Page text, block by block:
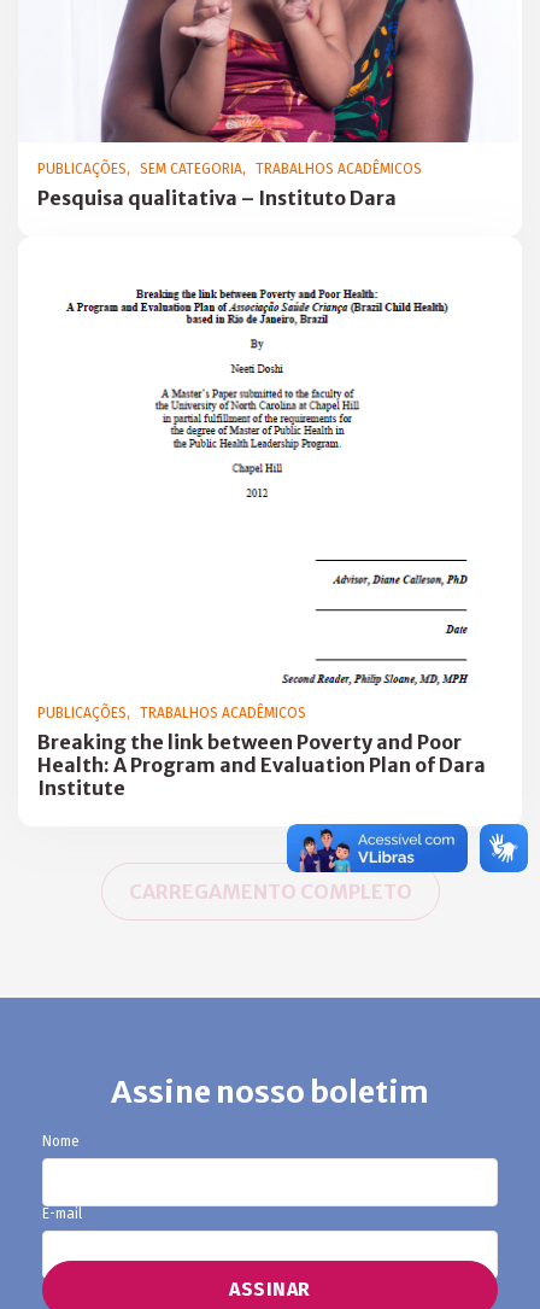
PUBLICAÇÕES SEM CATEGORIA TRABALHOS ACADÊMICOS
Pesquisa qualitativa – Instituto Dara
PUBLICAÇÕES TRABALHOS ACADÊMICOS
Breaking the link between Poverty and Poor
Health: A Program and Evaluation Plan of Dara
Institute
CARREGAMENTO COMPLETO
Assine nosso boletim
Nome
E-mail